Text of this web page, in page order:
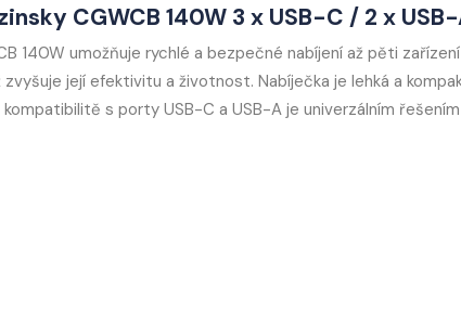
CGWCB 140W 3 x USB-C / 2 x
140W umožňuje rychlé a bezpečné nabíjení až pěti
její efektivitu a životnost. Nabíječka je lehká a
s porty USB-C a USB-A je univerzálním